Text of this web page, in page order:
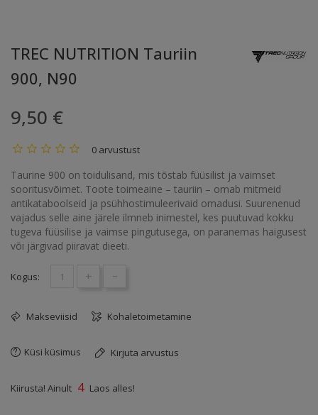
TREC NUTRITION Tauriin
900, N90
9,50 €
0 arvustust
Taurine 900 on toidulisand, mis tõstab füüsilist ja vaimset
sooritusvõimet. Toote toimeaine – tauriin – omab mitmeid
antikataboolseid ja psühhostimuleerivaid omadusi. Suurenenud
vajadus selle aine järele ilmneb inimestel, kes puutuvad kokku
tugeva füüsilise ja vaimse pingutusega, on paranemas haigusest
või järgivad piiravat dieeti.
Kogus: + -
Makseviisid Kohaletoimetamine
Küsi küsimus Kirjuta arvustus
Kiirusta! Ainult 4 Laos alles!